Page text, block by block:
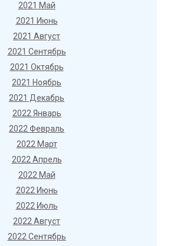
2021 Май
2021 Июнь
2021 Август
2021 Сентябрь
2021 Октябрь
2021 Ноябрь
2021 Декабрь
2022 Январь
2022 Февраль
2022 Март
2022 Апрель
2022 Май
2022 Июнь
2022 Июль
2022 Август
2022 Сентябрь